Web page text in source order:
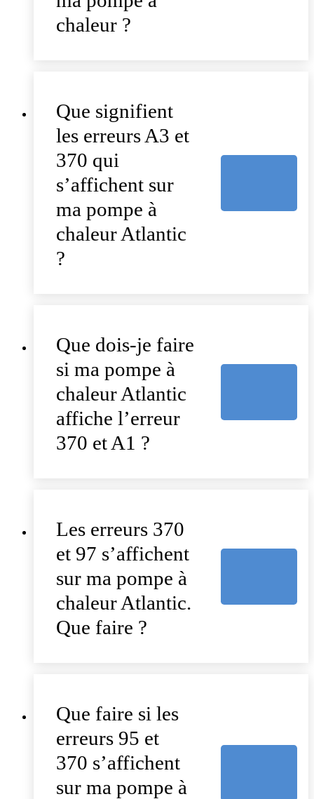
chaleur ?
Que signifient
les erreurs A3 et
370 qui
s’affichent sur
ma pompe à
chaleur Atlantic
?
Que dois-je faire
si ma pompe à
chaleur Atlantic
affiche l’erreur
370 et A1 ?
Les erreurs 370
et 97 s’affichent
sur ma pompe à
chaleur Atlantic.
Que faire ?
Que faire si les
erreurs 95 et
370 s’affichent
sur ma pompe à